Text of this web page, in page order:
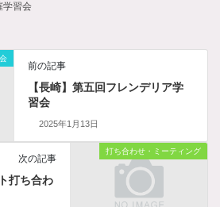
学習会
前の記事
【長崎】第五回フレンデリア学
習会
2025年1月13日
打ち合わせ・ミーティング
次の記事
打ち合わ